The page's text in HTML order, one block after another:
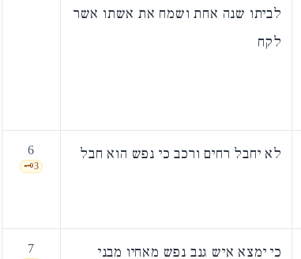
לביתו שנה אחת ושמח את אשתו אשר
לקח
6
🗝️3
לא יחבל רחים ורכב כי נפש הוא חבל
7
כי ימצא איש גנב נפש מאחיו מבני